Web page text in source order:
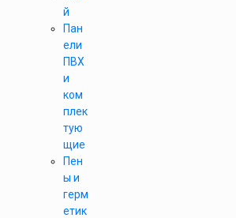
й
Пан
ели
ПВХ
и
ком
плек
тую
щие
Пен
ы и
герм
етик